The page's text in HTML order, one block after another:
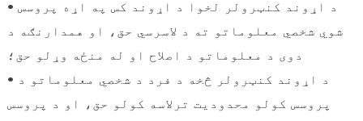
• د اړوند کنټرولر لخوا د اړوند کس په اړه پروسس
شوي شخصي معلوماتو ته د لاسرسي حق، او همدارنګه د
دوی د معلوماتو د اصلاح او له منځه وړلو حق؛
• د اړوند کنټرولر څخه د فرد د شخصي معلوماتو د
پروسس کولو محدودیت ترلاسه کولو حق، او د پروسس